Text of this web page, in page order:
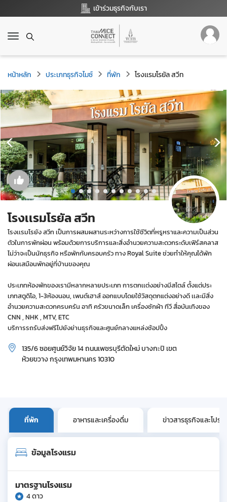
เข้าร่วมธุรกิจกับเรา
T
g
g
l
e
n
a
v
g
a
t
i
o
n
หน้าหลัก ประเภทธุรกิจไมซ์ ที่พัก โรงเเรมโรยัล สวีท
โรงเเรมโรยัล สวีท
โรงเเรมโรยัง สวีท เป็นการผสมผสานระหว่างการใช้ชีวิตที่หรูหราและความเป็นส่วน
ตัวในการพักผ่อน พร้อมด้วยการบริการและสิ่งอำนวยความสะดวกระดับเฟิร์สคลาส
ไม่ว่าจะเป็นนักธุรกิจ หรือพักกับครอบครัว ทาง Royal Suite ช่วยทำให้คุณได้พัก
ผ่อนเสมือนพักอยู่ที่บ้านของคุณ
ประเภทห้องพักของเรามีหลากหลายประเภท การตกเเต่งอย่างมีสไตล์ ตั้งแต่ประ
เภทสตูดิโอ, 1-3ห้องนอน, เพนต์เฮาส์ ออกแบบโดยใช้วัสดุตกแต่งอย่างดี เเละมีสิ่ง
อำนวยความสะดวกครบครัน อาทิ ครัวขนาดเล็ก เครื่องซักผ้า ทีวี สื่อบันเทิงของ
CNN , NHK , MTV, ETC
บริการรถรับส่งฟรีไปยังย่านธุรกิจและศูนย์กลางแหล่งช้อปปิ้ง
135/6 ซอยศูนย์วิจัย 14 ถนนเพชรบุรีตัดใหม่ บางกะปิ เขต
ห้วยขวาง กรุงเทพมหานคร 10310
ที่พัก อาหารและเครื่องดื่ม ข่าวสารธุรกิจและโปรโ
ข้อมูลโรงแรม
มาตรฐานโรงแรม
4 ดาว